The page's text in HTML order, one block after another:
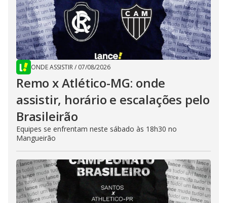
ONDE ASSISTIR/ 07/08/2026
Remo x Atlético-MG: onde
assistir, horário e escalações pelo
Brasileirão
Equipes se enfrentam neste sábado às 18h30 no
Mangueirão